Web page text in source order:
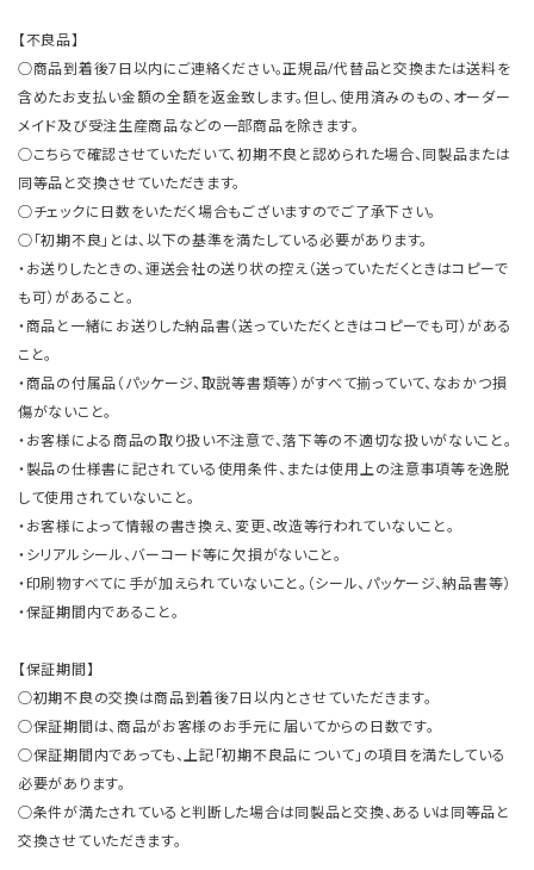
【不良品】
○商品到着後7日以内にご連絡ください。正規品/代替品と交換または送料を
含めたお支払い金額の全額を返金致します。但し、使用済みのもの、オーダー
メイド及び受注生産商品などの一部商品を除きます。
○こちらで確認させていただいて、初期不良と認められた場合、同製品または
同等品と交換させていただきます。
○チェックに日数をいただく場合もございますのでご了承下さい。
○「初期不良」とは、以下の基準を満たしている必要があります。
・お送りしたときの、運送会社の送り状の控え（送っていただくときはコピーで
も可）があること。
・商品と一緒にお送りした納品書（送っていただくときはコピーでも可）がある
こと。
・商品の付属品（パッケージ、取説等書類等）がすべて揃っていて、なおかつ損
傷がないこと。
・お客様による商品の取り扱い不注意で、落下等の不適切な扱いがないこと。
・製品の仕様書に記されている使用条件、または使用上の注意事項等を逸脱
して使用されていないこと。
・お客様によって情報の書き換え、変更、改造等行われていないこと。
・シリアルシール、バーコード等に欠損がないこと。
・印刷物すべてに手が加えられていないこと。（シール、パッケージ、納品書等）
・保証期間内であること。
【保証期間】
○初期不良の交換は商品到着後7日以内とさせていただきます。
○保証期間は、商品がお客様のお手元に届いてからの日数です。
○保証期間内であっても、上記「初期不良品について」の項目を満たしている
必要があります。
○条件が満たされていると判断した場合は同製品と交換、あるいは同等品と
交換させていただきます。